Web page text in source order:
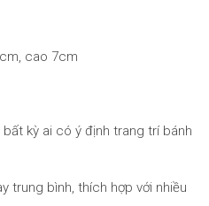
cao 7cm
kỳ ai có ý định trang trí bánh
trung bình, thích hợp với nhiều